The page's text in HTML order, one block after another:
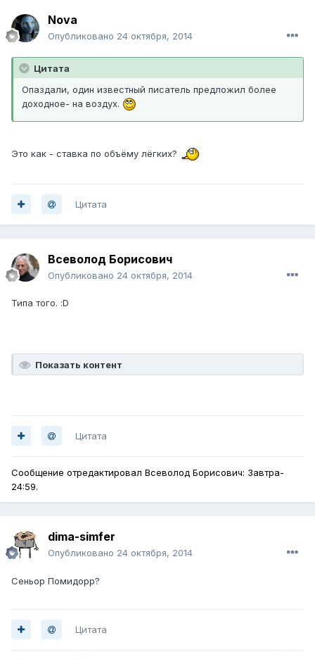
Nova
Опубликовано 24 октября, 2014
Цитата
Опаздали, один известный писатель предложил более
доходное- на воздух.
Это как - ставка по объёму лёгких?
Цитата
Всеволод Борисович
Опубликовано 24 октября, 2014
Типа того. :D
Показать контент
Цитата
Сообщение отредактировал Всеволод Борисович: Завтра-
24:59.
dima-simfer
Опубликовано 24 октября, 2014
Сеньор Помидорр?
Цитата